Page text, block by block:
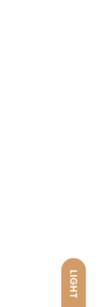
LIGHT